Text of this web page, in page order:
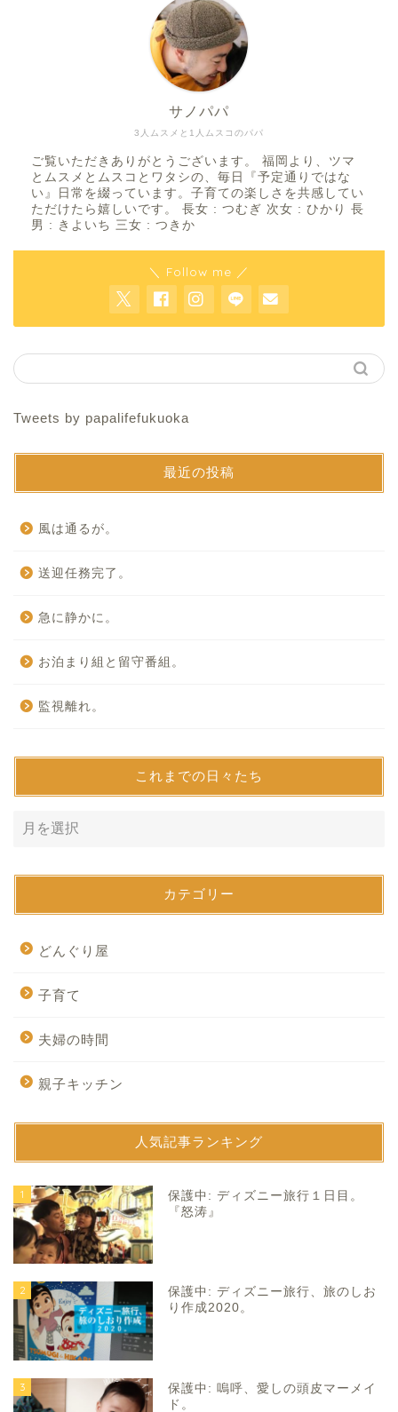
3人ムスメと1人ムスコのパパ
サノパパ
ご覧いただきありがとうございます。 福岡より、ツマ
とムスメとムスコとワタシの、毎日『予定通りではな
い』日常を綴っています。子育ての楽しさを共感してい
ただけたら嬉しいです。 長女 : つむぎ 次女 : ひかり 長
男 : きよいち 三女 : つきか
＼ Follow me ／
Tweets by papalifefukuoka
最近の投稿
風は通るが。
送迎任務完了。
急に静かに。
お泊まり組と留守番組。
監視離れ。
これまでの日々たち
カテゴリー
どんぐり屋
子育て
夫婦の時間
親子キッチン
人気記事ランキング
1
保護中: ディズニー旅行１日目。
『怒涛』
2
保護中: ディズニー旅行、旅のしお
り作成2020。
3
保護中: 嗚呼、愛しの頭皮マーメイ
ド。